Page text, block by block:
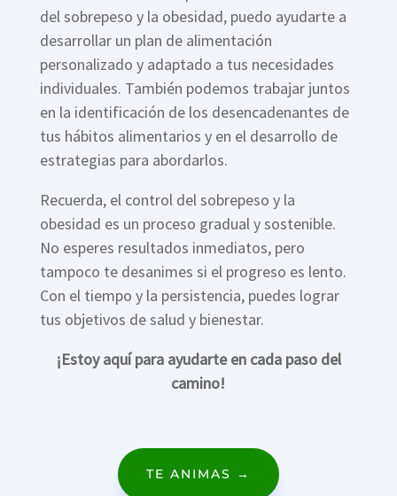
del sobrepeso y la obesidad, puedo ayudarte a
desarrollar un plan de alimentación
personalizado y adaptado a tus necesidades
individuales. También podemos trabajar juntos
en la identificación de los desencadenantes de
tus hábitos alimentarios y en el desarrollo de
estrategias para abordarlos.
Recuerda, el control del sobrepeso y la
obesidad es un proceso gradual y sostenible.
No esperes resultados inmediatos, pero
tampoco te desanimes si el progreso es lento.
Con el tiempo y la persistencia, puedes lograr
tus objetivos de salud y bienestar.
¡Estoy aquí para ayudarte en cada paso del
camino!
TE ANIMAS →